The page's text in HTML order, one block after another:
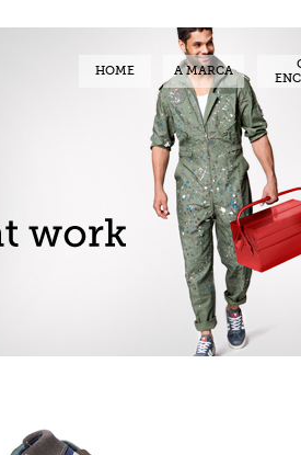
HOME A MARCA